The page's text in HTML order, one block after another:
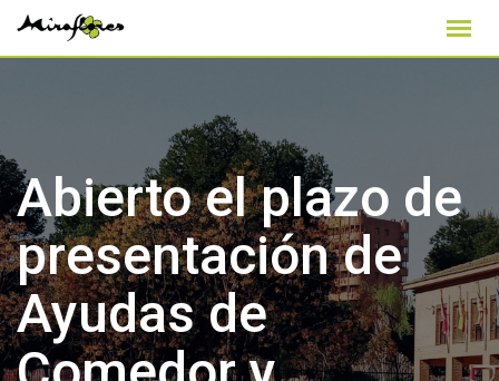
Skip
Abierto el plazo de
presentación de
Ayudas de